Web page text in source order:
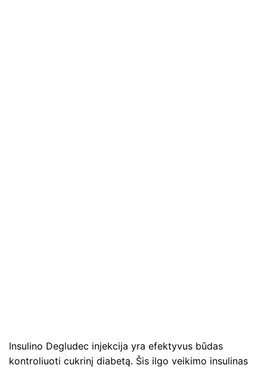
Insulino Degludec injekcija yra efektyvus būdas
kontroliuoti cukrinį diabetą. Šis ilgo veikimo insulinas